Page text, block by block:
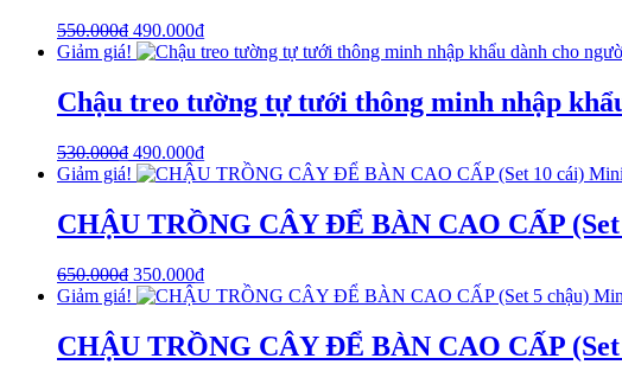
550.000₫ 490.000₫
Giảm giá!
Chậu treo tường tự tưới thông minh nhập
530.000₫ 490.000₫
Giảm giá!
CHẬU TRỒNG CÂY ĐỂ BÀN CAO CẤP
650.000₫ 350.000₫
Giảm giá!
CHẬU TRỒNG CÂY ĐỂ BÀN CAO CẤP